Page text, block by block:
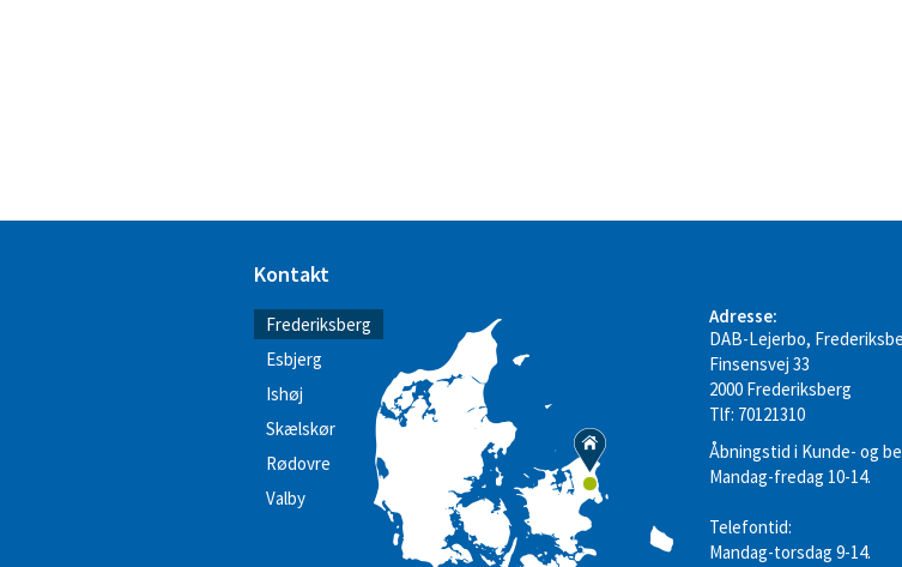
Kontakt
Frederiksberg
Esbjerg
Ishøj
Skælskør
Rødovre
Valby
Adresse:
DAB-Lejerbo,
Finsensvej 33
2000 Frederiksberg
Tlf: 70121310
Åbningstid i Kunde- og
Mandag-fredag 10-14.
Telefontid:
Mandag-torsdag 9-14.